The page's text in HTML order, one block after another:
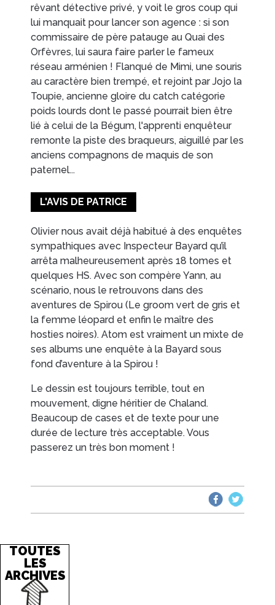
rêvant détective privé, y voit le gros coup qui
lui manquait pour lancer son agence : si son
commissaire de père patauge au Quai des
Orfèvres, lui saura faire parler le fameux
réseau arménien ! Flanqué de Mimi, une souris
au caractère bien trempé, et rejoint par Jojo la
Toupie, ancienne gloire du catch catégorie
poids lourds dont le passé pourrait bien être
lié à celui de la Bégum, l'apprenti enquêteur
remonte la piste des braqueurs, aiguillé par les
anciens compagnons de maquis de son
paternel...
L'AVIS DE PATRICE
Olivier nous avait déjà habitué à des enquêtes
sympathiques avec Inspecteur Bayard qu’il
arrêta malheureusement après 18 tomes et
quelques HS. Avec son compère Yann, au
scénario, nous le retrouvons dans des
aventures de Spirou (Le groom vert de gris et
la femme léopard et enfin le maître des
hosties noires). Atom est vraiment un mixte de
ses albums une enquête à la Bayard sous
fond d’aventure à la Spirou !
Le dessin est toujours terrible, tout en
mouvement, digne héritier de Chaland.
Beaucoup de cases et de texte pour une
durée de lecture très acceptable. Vous
passerez un très bon moment !
TOUTES
LES
ARCHIVES